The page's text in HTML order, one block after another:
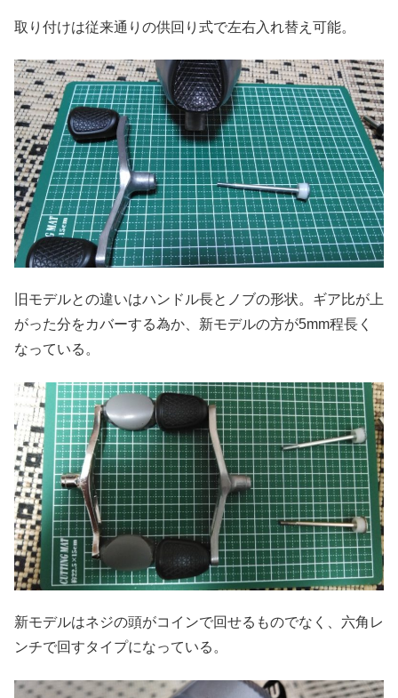
取り付けは従来通りの供回り式で左右入れ替え可能。
旧モデルとの違いはハンドル長とノブの形状。ギア比が上
がった分をカバーする為か、新モデルの方が5mm程長く
なっている。
新モデルはネジの頭がコインで回せるものでなく、六角レ
ンチで回すタイプになっている。